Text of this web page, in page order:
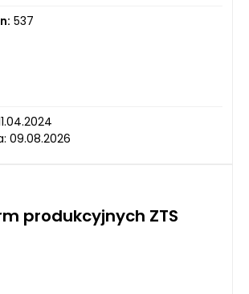
537
09.08.2026
produkcyjnych ZTS